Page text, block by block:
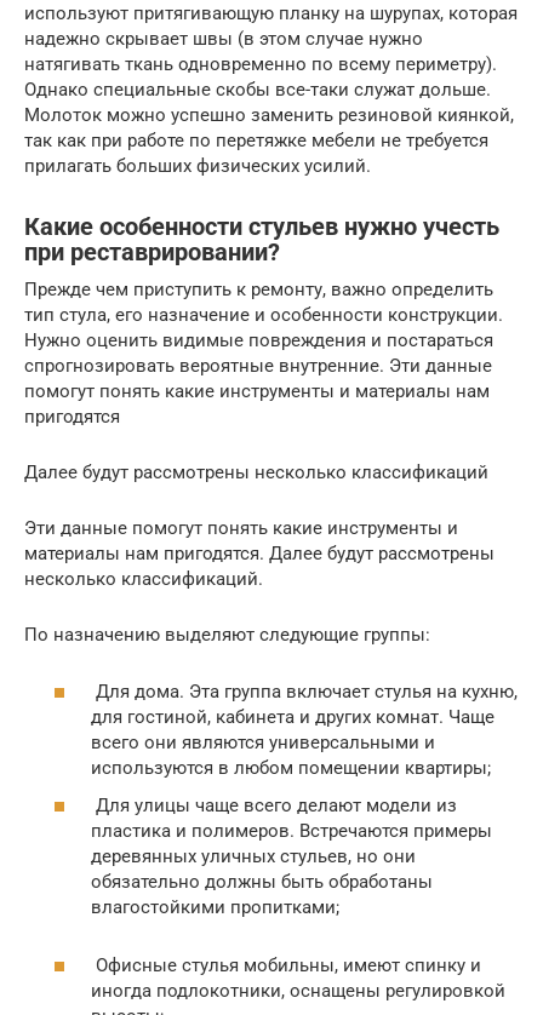
используют притягивающую планку на шурупах, которая
надежно скрывает швы (в этом случае нужно
натягивать ткань одновременно по всему периметру).
Однако специальные скобы все-таки служат дольше.
Молоток можно успешно заменить резиновой киянкой,
так как при работе по перетяжке мебели не требуется
прилагать больших физических усилий.
Какие особенности стульев нужно учесть
при реставрировании?
Прежде чем приступить к ремонту, важно определить
тип стула, его назначение и особенности конструкции.
Нужно оценить видимые повреждения и постараться
спрогнозировать вероятные внутренние. Эти данные
помогут понять какие инструменты и материалы нам
пригодятся
Далее будут рассмотрены несколько классификаций
Эти данные помогут понять какие инструменты и
материалы нам пригодятся. Далее будут рассмотрены
несколько классификаций.
По назначению выделяют следующие группы:
Для дома. Эта группа включает стулья на кухню,
для гостиной, кабинета и других комнат. Чаще
всего они являются универсальными и
используются в любом помещении квартиры;
Для улицы чаще всего делают модели из
пластика и полимеров. Встречаются примеры
деревянных уличных стульев, но они
обязательно должны быть обработаны
влагостойкими пропитками;
Офисные стулья мобильны, имеют спинку и
иногда подлокотники, оснащены регулировкой